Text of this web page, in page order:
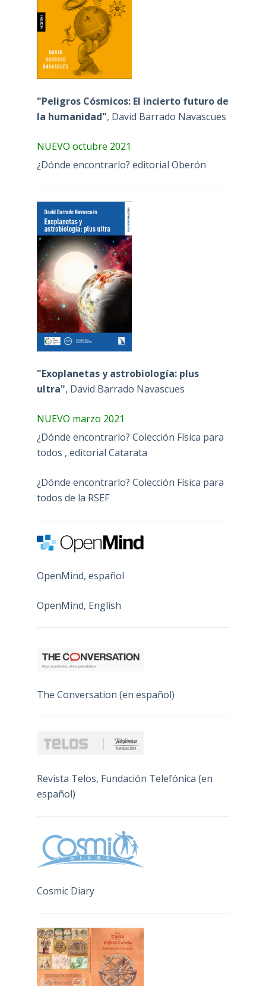
"Peligros Cósmicos: El incierto futuro de
la humanidad", David Barrado Navascues
NUEVO octubre 2021
¿Dónde encontrarlo? editorial Oberón
"Exoplanetas y astrobiología: plus
ultra", David Barrado Navascues
NUEVO marzo 2021
¿Dónde encontrarlo? Colección Física para
todos , editorial Catarata
¿Dónde encontrarlo? Colección Física para
todos de la RSEF
OpenMind, español
OpenMind, English
The Conversation (en español)
Revista Telos, Fundación Telefónica (en
español)
Cosmic Diary